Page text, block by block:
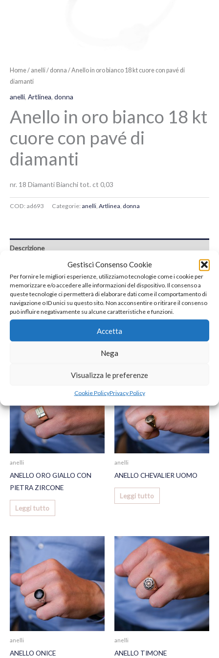
Gestisci Consenso Cookie
Per fornire le migliori esperienze, utilizziamo tecnologie come i cookie per
memorizzare e/o accedere alle informazioni del dispositivo. Il consenso a
queste tecnologie ci permetterà di elaborare dati come il comportamento di
navigazione o ID unici su questo sito. Non acconsentire o ritirare il consenso
può influire negativamente su alcune caratteristiche e funzioni.
Accetta
Nega
Visualizza le preferenze
Cookie PolicyPrivacy Policy
Home/ anelli/ donna / Anello in oro bianco 18 kt cuore con pavé di
diamanti
anelli, Artlinea, donna
Anello in oro bianco 18 kt
cuore con pavé di
diamanti
nr. 18 Diamanti Bianchi tot. ct 0,03
COD: ad693 Categorie: anelli, Artlinea, donna
Descrizione
nr. 18 Diamanti Bianchi tot. ct 0,03
Prodotti correlati
anelli
ANELLO ORO GIALLO CON
PIETRA ZIRCONE
Leggi tutto
anelli
ANELLO CHEVALIER UOMO
Leggi tutto
anelli
ANELLO ONICE
anelli
ANELLO TIMONE